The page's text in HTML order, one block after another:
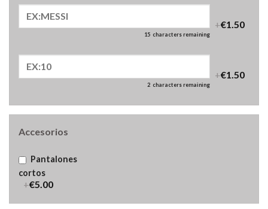
15 characters remaining
+€1.50
2 characters remaining
+€1.50
Accesorios
Pantalones
cortos
+€5.00